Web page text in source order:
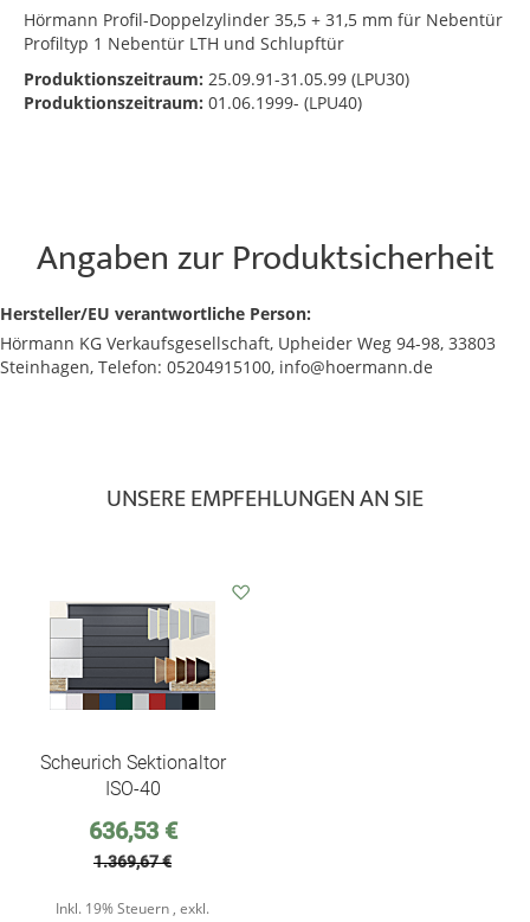
Hörmann Profil-Doppelzylinder 35,5 + 31,5 mm für Nebentür
Profiltyp 1 Nebentür LTH und Schlupftür
Produktionszeitraum: 25.09.91-31.05.99 (LPU30)
Produktionszeitraum: 01.06.1999- (LPU40)
Angaben zur Produktsicherheit
Hersteller/EU verantwortliche Person:
Hörmann KG Verkaufsgesellschaft, Upheider Weg 94-98, 33803
Steinhagen, Telefon: 05204915100, info@hoermann.de
UNSERE EMPFEHLUNGEN AN SIE
Scheurich Sektionaltor
ISO-40
Sonderpreis
636,53 €
1.369,67 €
Inkl. 19% Steuern , exkl.